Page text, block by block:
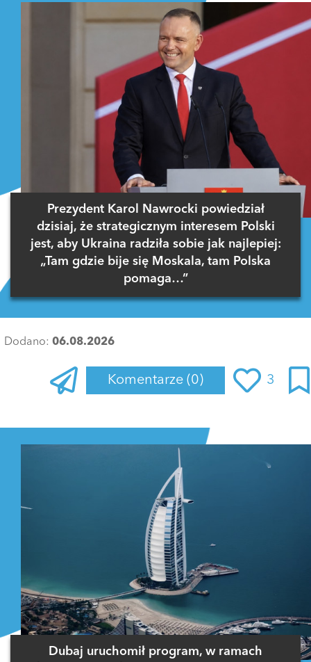
Prezydent Karol Nawrocki powiedział
dzisiaj, że strategicznym interesem Polski
jest, aby Ukraina radziła sobie jak najlepiej:
„Tam gdzie bije się Moskala, tam Polska
pomaga…”
Dodano: 06.08.2026
Komentarze (0) 3
Dubaj uruchomił program, w ramach